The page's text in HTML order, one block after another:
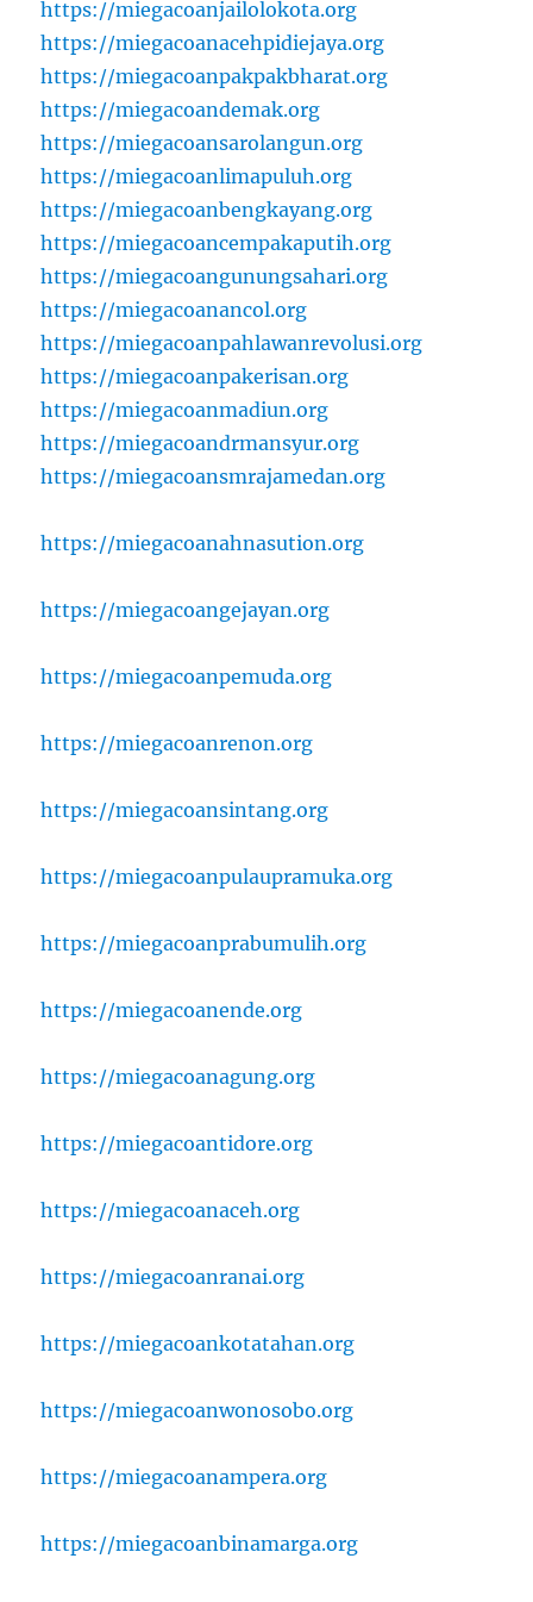
https://miegacoanjailolokota.org
https://miegacoanacehpidiejaya.org
https://miegacoanpakpakbharat.org
https://miegacoandemak.org
https://miegacoansarolangun.org
https://miegacoanlimapuluh.org
https://miegacoanbengkayang.org
https://miegacoancempakaputih.org
https://miegacoangunungsahari.org
https://miegacoanancol.org
https://miegacoanpahlawanrevolusi.org
https://miegacoanpakerisan.org
https://miegacoanmadiun.org
https://miegacoandrmansyur.org
https://miegacoansmrajamedan.org
https://miegacoanahnasution.org
https://miegacoangejayan.org
https://miegacoanpemuda.org
https://miegacoanrenon.org
https://miegacoansintang.org
https://miegacoanpulaupramuka.org
https://miegacoanprabumulih.org
https://miegacoanende.org
https://miegacoanagung.org
https://miegacoantidore.org
https://miegacoanaceh.org
https://miegacoanranai.org
https://miegacoankotatahan.org
https://miegacoanwonosobo.org
https://miegacoanampera.org
https://miegacoanbinamarga.org